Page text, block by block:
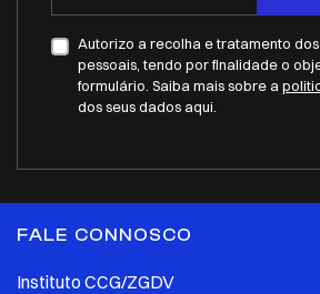
Autorizo a recolha e tratamento
pessoais, tendo por finalidade o
formulário. Saiba mais sobre a
dos seus dados aqui.
FALE CONNOSCO
Instituto CCG/ZGDV